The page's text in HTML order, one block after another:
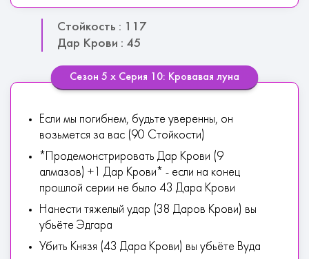
Стойкость : 117
Дар Крови : 45
Сезон 5 х Серия 10: Кровавая луна
Если мы погибнем, будьте уверенны, он
возьмется за вас (90 Стойкости)
*Продемонстрировать Дар Крови (9
алмазов) +1 Дар Крови* - если на конец
прошлой серии не было 43 Дара Крови
Нанести тяжелый удар (38 Даров Крови) вы
убьёте Эдгара
Убить Князя (43 Дара Крови) вы убьёте Вуда